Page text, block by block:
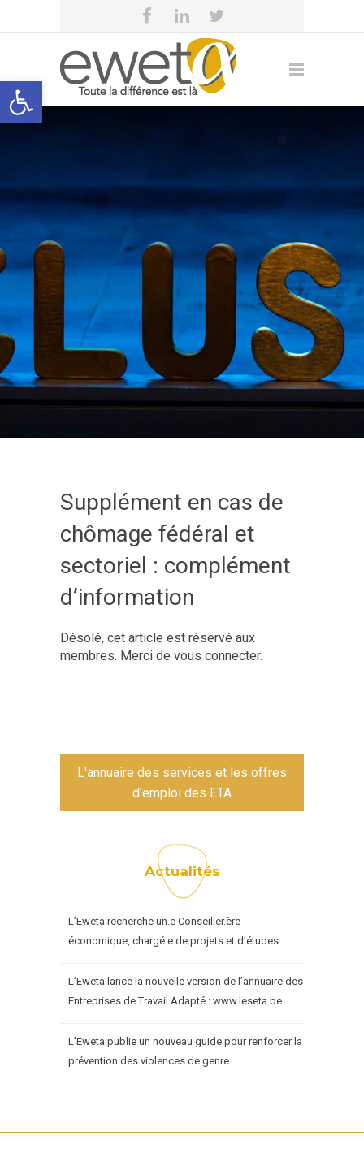
Open toolbar
eweta
Supplément en cas de
chômage fédéral et
sectoriel : complément
d’information
Désolé, cet article est réservé aux
membres. Merci de vous connecter.
L'annuaire des services et les offres
d'emploi des ETA
Actualités
L’Eweta recherche un.e Conseiller.ère
économique, chargé.e de projets et d’études
L’Eweta lance la nouvelle version de l’annuaire des
Entreprises de Travail Adapté : www.leseta.be
L’Eweta publie un nouveau guide pour renforcer la
prévention des violences de genre